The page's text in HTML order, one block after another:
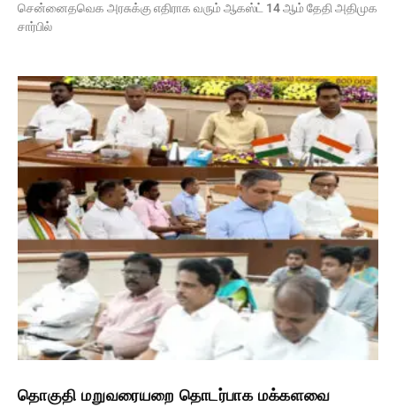
சென்னைதவெக அரசுக்கு எதிராக வரும் ஆகஸ்ட் 14 ஆம் தேதி அதிமுக
சார்பில்
தொகுதி மறுவரையறை தொடர்பாக மக்களவை